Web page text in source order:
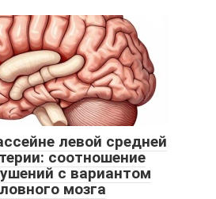
левой средней
соотношение
с вариантом
мозга